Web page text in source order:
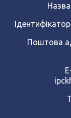
Поштова